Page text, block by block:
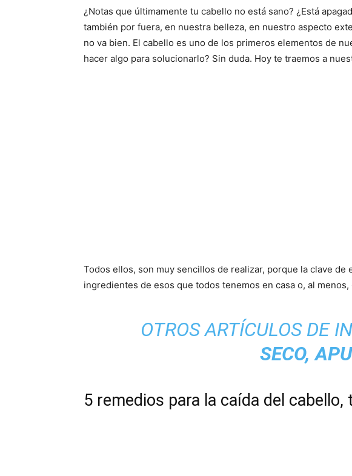
¿Notas que últimamente tu cabello no está sano? ¿Está
también por fuera, en nuestra belleza, en nuestro aspecto
no va bien. El cabello es uno de los primeros elementos de
hacer algo para solucionarlo? Sin duda. Hoy te traemos a
Todos ellos, son muy sencillos de realizar, porque la clave
ingredientes de esos que todos tenemos en casa o, al
OTROS ARTÍCULOS DE
SECO,
5 remedios para la caída del